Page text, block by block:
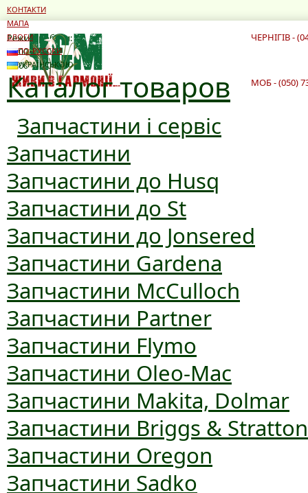
Режим роботи:
10:00 - 19:00
10:00 - 16:00
ЧЕРНІГІВ -
Каталог товаров
Запчастини і сервіс
Запчастини
Запчастини до Husq
Запчастини до St
Запчастини до Jonsered
Запчастини Gardena
Запчастини McCulloch
Запчастини Partner
Запчастини Flymo
Запчастини Oleo-Mac
Запчастини Makita, Dolmar
Запчастини Briggs & Stratton
Запчастини Oregon
Запчастини Sadko
МОБ - (050)
КОНТАКТИ
МАПА
БЛОГИ
ПО-РУССКИ
УКРАЇНСЬКОЮ